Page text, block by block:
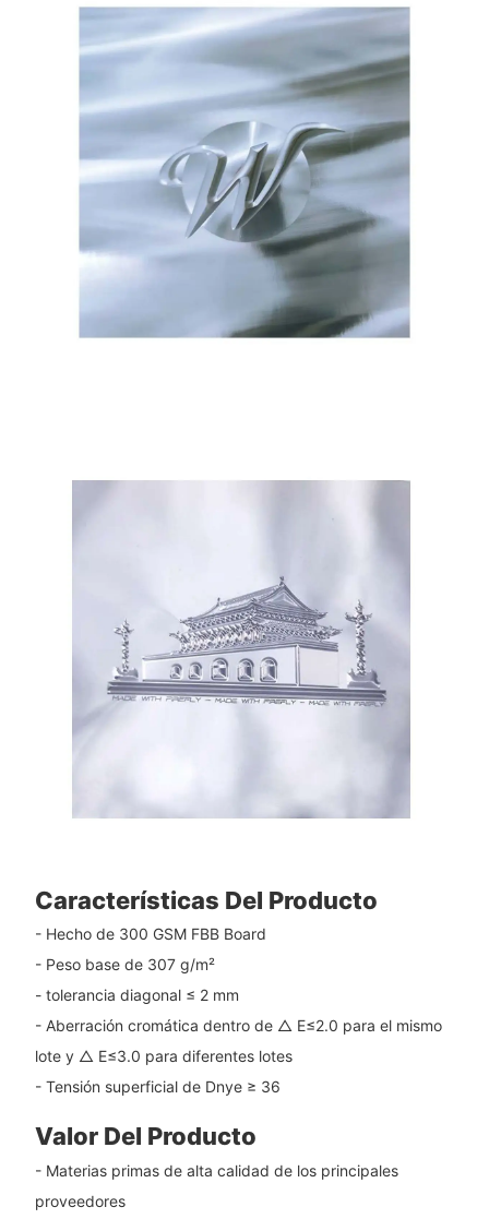
Características Del Producto
- Hecho de 300 GSM FBB Board
- Peso base de 307 g/m²
- tolerancia diagonal ≤ 2 mm
- Aberración cromática dentro de △ E≤2.0 para el mismo
lote y △ E≤3.0 para diferentes lotes
- Tensión superficial de Dnye ≥ 36
Valor Del Producto
- Materias primas de alta calidad de los principales
proveedores